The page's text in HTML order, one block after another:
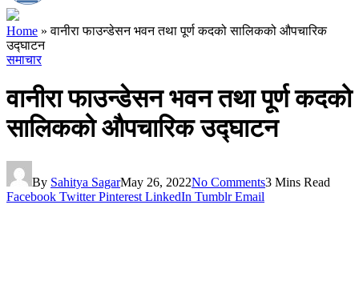
Home »वानीरा फाउन्डेसन भवन तथा पूर्ण कदको सालिकको औपचारिक
उद्घाटन
समाचार
वानीरा फाउन्डेसन भवन तथा पूर्ण कदको
सालिकको औपचारिक उद्घाटन
By Sahitya SagarMay 26, 2022No Comments3 Mins Read
Facebook Twitter Pinterest LinkedIn Tumblr Email